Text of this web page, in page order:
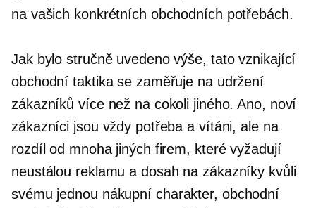
na vašich konkrétních obchodních potřebách.
Jak bylo stručně uvedeno výše, tato vznikající
obchodní taktika se zaměřuje na udržení
zákazníků více než na cokoli jiného. Ano, noví
zákazníci jsou vždy potřeba a vítáni, ale na
rozdíl od mnoha jiných firem, které vyžadují
neustálou reklamu a dosah na zákazníky kvůli
svému jednou nákupní charakter, obchodní